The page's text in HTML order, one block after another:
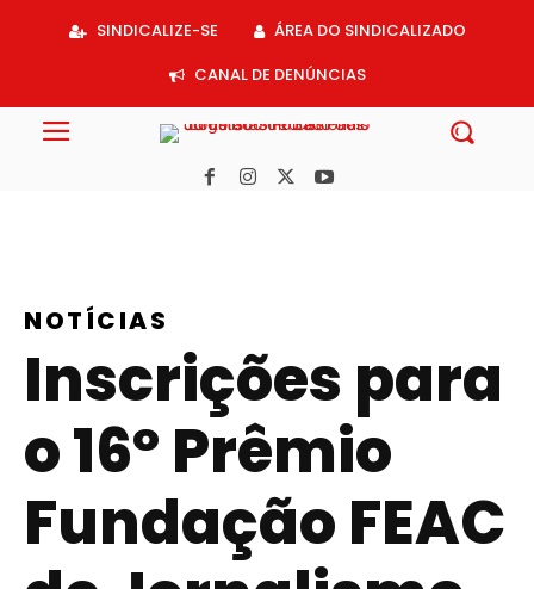
SINDICALIZE-SE
ÁREA DO SINDICALIZADO
CANAL DE DENÚNCIAS
NOTÍCIAS
Inscrições para
o 16º Prêmio
Fundação FEAC